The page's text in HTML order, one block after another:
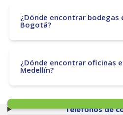
¿Dónde encontrar bodegas
Bogotá?
¿Dónde encontrar oficinas
Medellín?
Teléfonos de